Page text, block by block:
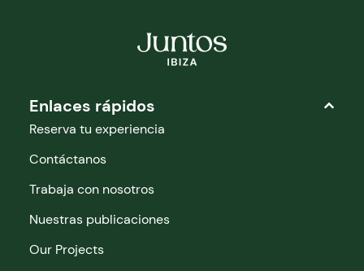
Enlaces rápidos
Reserva tu experiencia
Contáctanos
Trabaja con nosotros
Nuestras publicaciones
Our Projects